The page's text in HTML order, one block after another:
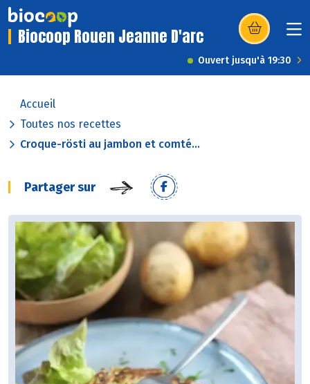
Biocoop Rouen Jeanne D'arc (s’ouvre dans
Ouvert jusqu'à 19:30
Accueil
Toutes nos recettes
Croque-rösti au jambon et comté...
Partager sur